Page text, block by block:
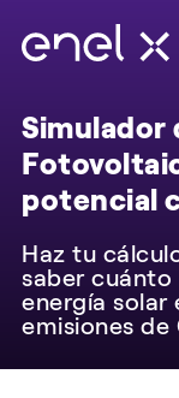
Simulador
potencial
Haz tu
saber cuánto
energía solar
emisiones de